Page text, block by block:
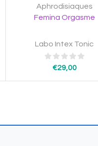
Aphrodisiaques
Femina Orgasme
Labo Intex Tonic
€29,00